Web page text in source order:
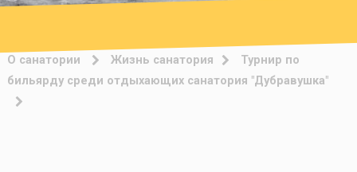
О санатории Жизнь санатория
Турнир по
бильярду среди отдыхающих санатория "Дубравушка"